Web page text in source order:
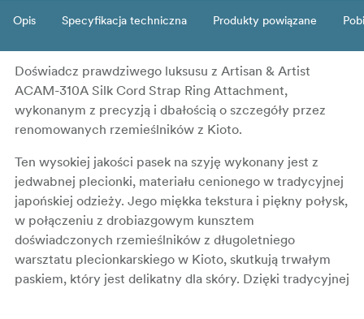
Opis Specyfikacja techniczna Produkty powiązane
Doświadcz prawdziwego luksusu z Artisan & Artist
ACAM-310A Silk Cord Strap Ring Attachment,
wykonanym z precyzją i dbałością o szczegóły przez
renomowanych rzemieślników z Kioto.
Ten wysokiej jakości pasek na szyję wykonany jest z
jedwabnej plecionki, materiału cenionego w tradycyjnej
japońskiej odzieży. Jego miękka tekstura i piękny połysk,
w połączeniu z drobiazgowym kunsztem
doświadczonych rzemieślników z długoletniego
warsztatu plecionkarskiego w Kioto, skutkują trwałym
paskiem, który jest delikatny dla skóry. Dzięki tradycyjnej